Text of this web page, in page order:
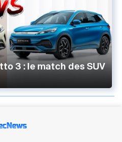
3 : le match des SUV